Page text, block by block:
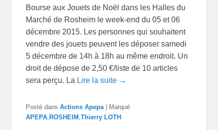
Bourse aux Jouets de Noël dans les Halles du
Marché de Rosheim le week-end du 05 et 06
décembre 2015. Les personnes qui souhaitent
vendre des jouets peuvent les déposer samedi
5 décembre de 14h à 18h au même endroit. Un
droit de dépose de 2,50 €/liste de 10 articles
sera perçu. La Lire la suite →
Posté dans Actions Apepa
Marqué
APEPA ROSHEIM ,Thierry LOTH